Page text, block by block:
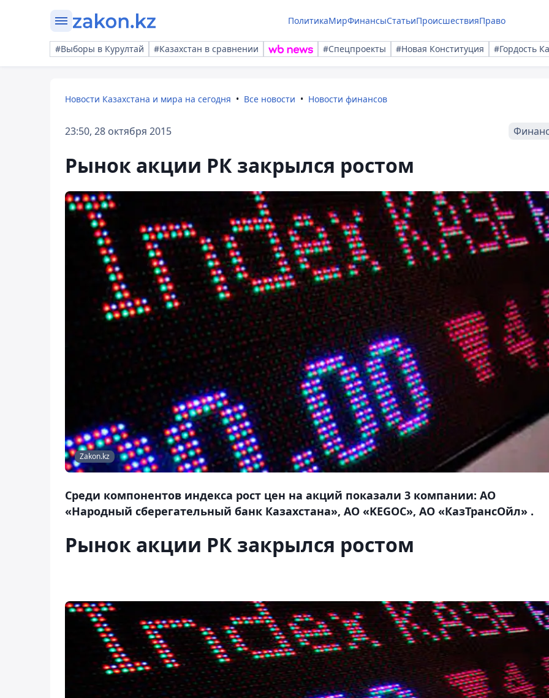
ПолитикаМирФинансыСтатьиПроисшествияПраво
#Выборы в Курултай #Казахстан в сравнении #Спецпроекты #Новая Конституция #Гордость
Новости Казахстана и мира на сегодня Все новости Новости финансов
23:50, 28 октября 2015
Рынок акции РК закрылся ростом
Zakon.kz
Среди компонентов индекса рост цен на акций показали 3 компании: АО
«Народный сберегательный банк Казахстана», АО «KEGOC», АО «КазТрансОйл» .
Рынок акции РК закрылся ростом